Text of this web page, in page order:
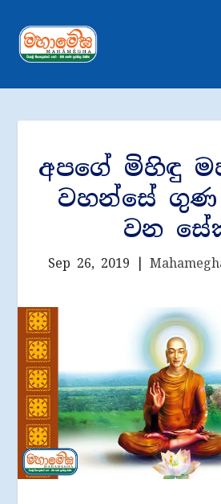
අපගේ මිහිඳු
වහන්සේ
වන
Sep 26, 2019